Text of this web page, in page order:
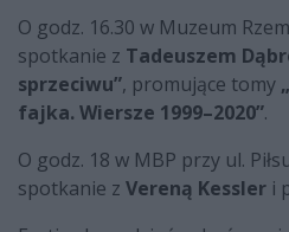
O godz. 16.30 w Muzeum
spotkanie z Tadeuszem
sprzeciwu”, promujące tomy
fajka. Wiersze 1999–2020”.
O godz. 18 w MBP przy ul.
spotkanie z Vereną Kessler i